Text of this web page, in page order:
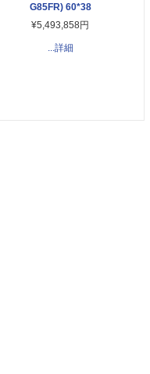
G85FR) 60*38
¥5,493,858円
...詳細